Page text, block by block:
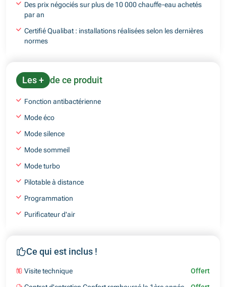
Des prix négociés sur plus de 10 000 chauffe-eau achetés
par an
Certifié Qualibat : installations réalisées selon les dernières
normes
Les + de ce produit
Fonction antibactérienne
Mode éco
Mode silence
Mode sommeil
Mode turbo
Pilotable à distance
Programmation
Purificateur d'air
Ce qui est inclus !
Visite technique
Offert